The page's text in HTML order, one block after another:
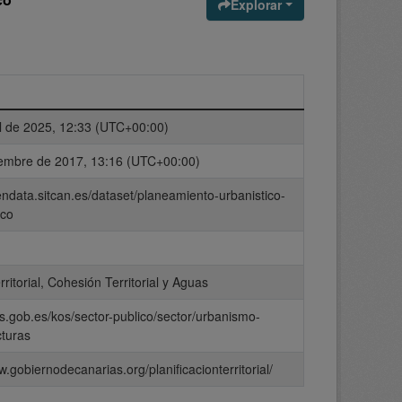
Explorar
de 2025, 12:33 (UTC+00:00)
de 2017, 13:16 (UTC+00:00)
dataset/planeamiento-urbanistico-
Cohesión Territorial y Aguas
kos/sector-publico/sector/urbanismo-
planificacionterritorial/